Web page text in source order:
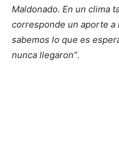
Maldonado. En un clima
corresponde un aporte a
sabemos lo que es
nunca llegaron”.